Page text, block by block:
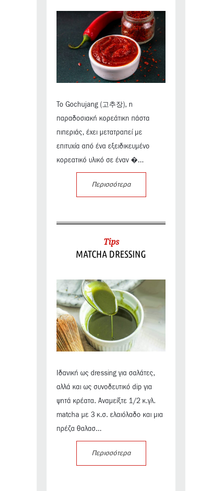
Το Gochujang (고추장), η
παραδοσιακή κορεάτικη πάστα
πιπεριάς, έχει μετατραπεί με
επιτυχία από ένα εξειδικευμένο
κορεατικό υλικό σε έναν �...
Περισσότερα
Tips
MATCHA DRESSING
Ιδανική ως dressing για σαλάτες,
αλλά και ως συνοδευτικό dip για
ψητά κρέατα. Αναμείξτε 1/2 κ.γλ.
matcha με 3 κ.σ. ελαιόλαδο και μια
πρέζα θαλασ...
Περισσότερα